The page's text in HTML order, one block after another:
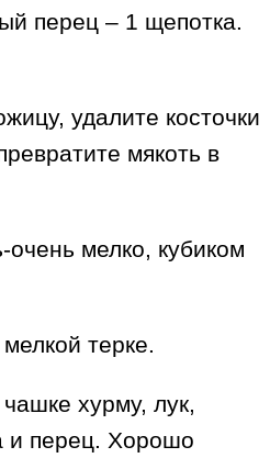
перец – 1 щепотка.
удалите косточки
мякоть в
очень мелко, кубиком
терке.
хурму, лук,
и перец. Хорошо